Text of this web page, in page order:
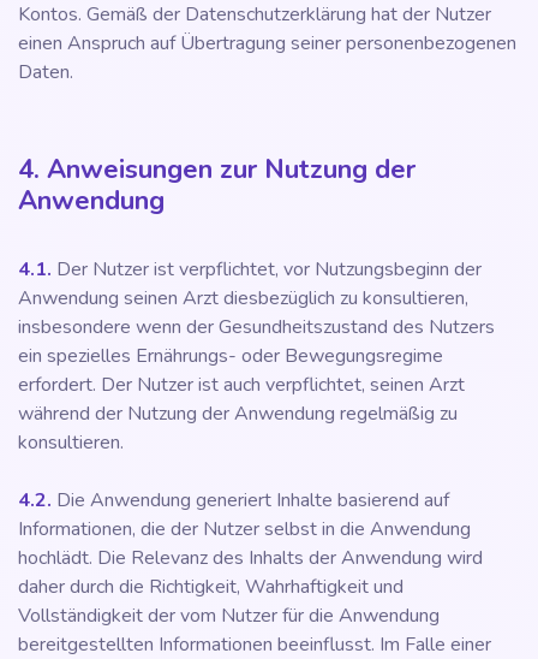
Kontos. Gemäß der Datenschutzerklärung hat der Nutzer
einen Anspruch auf Übertragung seiner personenbezogenen
Daten.
4. Anweisungen zur Nutzung der
Anwendung
4.1. Der Nutzer ist verpflichtet, vor Nutzungsbeginn der
Anwendung seinen Arzt diesbezüglich zu konsultieren,
insbesondere wenn der Gesundheitszustand des Nutzers
ein spezielles Ernährungs- oder Bewegungsregime
erfordert. Der Nutzer ist auch verpflichtet, seinen Arzt
während der Nutzung der Anwendung regelmäßig zu
konsultieren.
4.2. Die Anwendung generiert Inhalte basierend auf
Informationen, die der Nutzer selbst in die Anwendung
hochlädt. Die Relevanz des Inhalts der Anwendung wird
daher durch die Richtigkeit, Wahrhaftigkeit und
Vollständigkeit der vom Nutzer für die Anwendung
bereitgestellten Informationen beeinflusst. Im Falle einer